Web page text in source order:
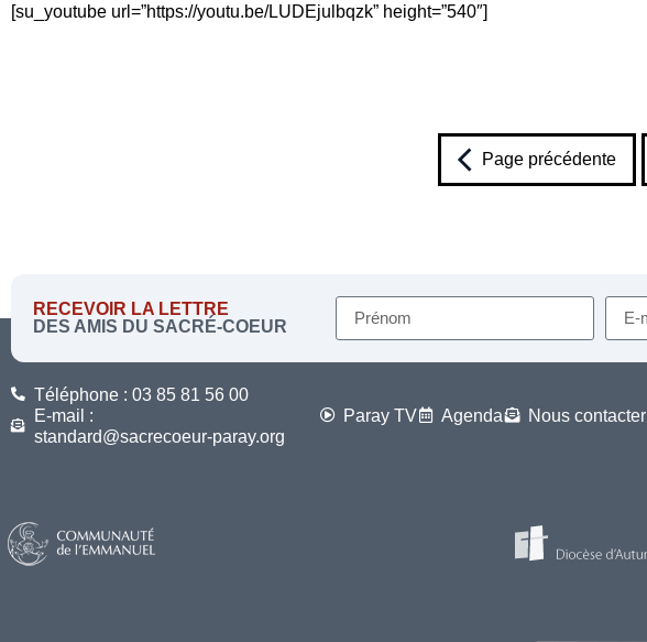
[su_youtube url=”https://youtu.be/LUDEjulbqzk” height=”540″]
Page précédente
RECEVOIR LA LETTRE
DES AMIS DU SACRÉ-COEUR
Téléphone : 03 85 81 56 00
E-mail :
standard@sacrecoeur-paray.org
Paray TV Agenda Nous contacter